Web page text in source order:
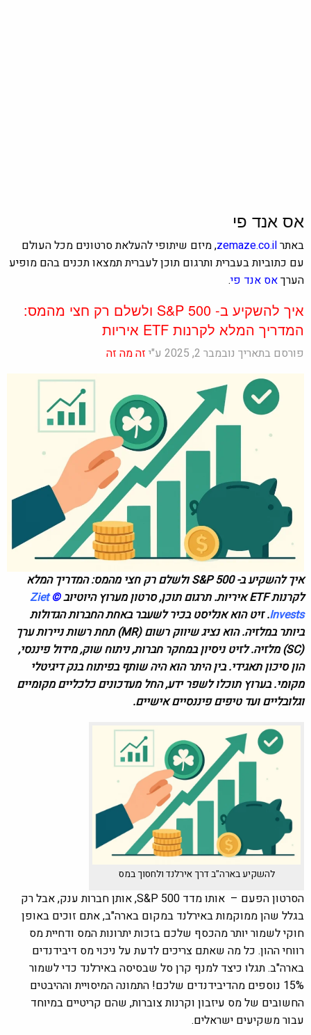
אס אנד פי
באתרzemaze.co.il, מיזם שיתופי להעלאת סרטונים מכל העולם
עם כתוביות בעברית ותרגום תוכן לעברית תמצאו תכנים בהם מופיע
הערךאס אנד פי.
איך להשקיע ב- S&P 500 ולשלם רק חצי מהמס:
המדריך המלא לקרנות ETF איריות
פורסם בתאריך נובמבר 2, 2025 ע"י זה מה זה
איך להשקיע ב- S&P 500 ולשלם רק חצי מהמס: המדריך המלא
לקרנות ETF איריות. תרגום תוכן, סרטון מערוץ היוטיוב
©
Ziet
Invests. זיט הוא אנליסט בכיר לשעבר באחת החברות הגדולות
ביותר במלזיה. הוא נציג שיווק רשום (MR) תחת רשות ניירות ערך
(SC) מלזיה. לזיט ניסיון במחקר חברות, ניתוח שוק, מידול פיננסי,
הון סיכון תאגידי. בין היתר הוא היה שותף בפיתוח בנק דיגיטלי
מקומי. בערוץ תוכלו לשפר ידע, החל מעדכונים כלכליים מקומיים
וגלובליים ועד טיפים פיננסיים אישיים.
להשקיע בארה"ב דרך אירלנד ולחסוך במס
הסרטון הפעם – אותו מדד S&P 500, אותן חברות ענק, אבל רק
בגלל שהן ממוקמות באירלנד במקום בארה"ב, אתם זוכים באופן
חוקי לשמור יותר מהכסף שלכם בזכות יתרונות המס ודחיית מס
רווחי ההון. כל מה שאתם צריכים לדעת על ניכוי מס דיבידנדים
בארה"ב. תגלו כיצד למנף קרן סל שבסיסה באירלנד כדי לשמור
15% נוספים מהדיבידנדים שלכם! התמונה המיסויית וההיבטים
החשובים של מס עיזבון וקרנות צוברות, שהם קריטיים במיוחד
עבור משקיעים ישראלים.